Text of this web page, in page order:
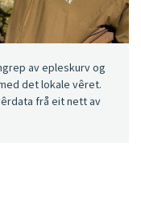
av epleskurv og
det lokale vêret.
frå eit nett av